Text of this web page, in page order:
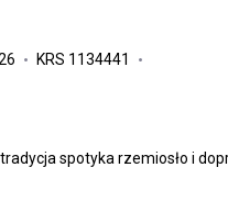
KRS 1134441
spotyka rzemiosło i